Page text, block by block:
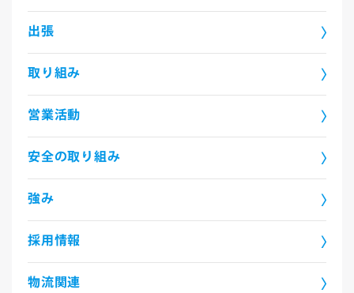
出張
取り組み
営業活動
安全の取り組み
強み
採用情報
物流関連